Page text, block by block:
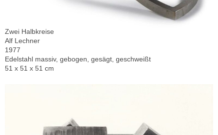
Zwei Halbkreise
Alf Lechner
1977
Edelstahl massiv, gebogen, gesägt, geschweißt
51 x 51 x 51 cm